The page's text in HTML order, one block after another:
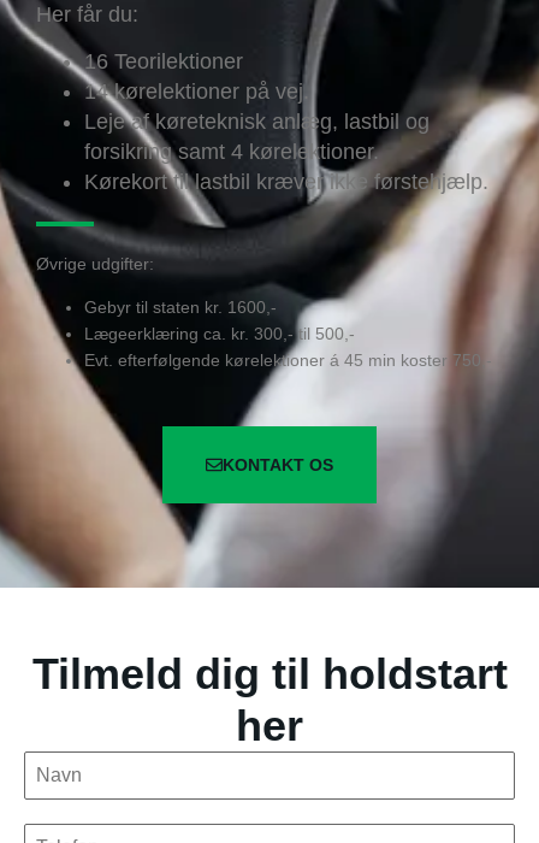
Her får du:
16 Teorilektioner
14 kørelektioner på vej.
Leje af køreteknisk anlæg, lastbil og
forsikring samt 4 kørelektioner.
Kørekort til lastbil kræver ikke førstehjælp.
Øvrige udgifter:
Gebyr til staten kr. 1600,-
Lægeerklæring ca. kr. 300,- til 500,-
Evt. efterfølgende kørelektioner á 45 min koster 750,-
KONTAKT OS
Tilmeld dig til holdstart
her